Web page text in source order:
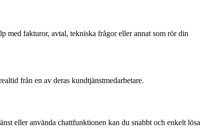
med fakturor, avtal, tekniska frågor eller annat som rör din
från en av deras kundtjänstmedarbetare.
eller använda chattfunktionen kan du snabbt och enkelt lösa